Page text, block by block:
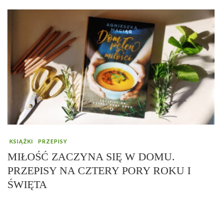
KSIĄŻKI PRZEPISY
MIŁOŚĆ ZACZYNA SIĘ W DOMU.
PRZEPISY NA CZTERY PORY ROKU I
ŚWIĘTA